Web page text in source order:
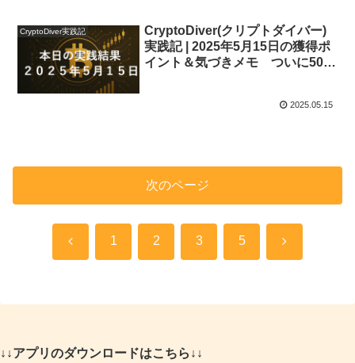
CryptoDiver実践記
CryptoDiver(クリプトダイバー)
実践記 | 2025年5月15日の獲得ポ
イント＆気づきメモ ついに50位
2025.05.15
次のページ
前 1 2 3 5 次
↓↓アプリのダウンロードはこちら↓↓